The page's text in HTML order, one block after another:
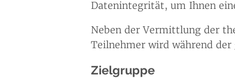
Datenintegrität, um Ihnen
Neben der Vermittlung der
Teilnehmer wird während
Zielgruppe